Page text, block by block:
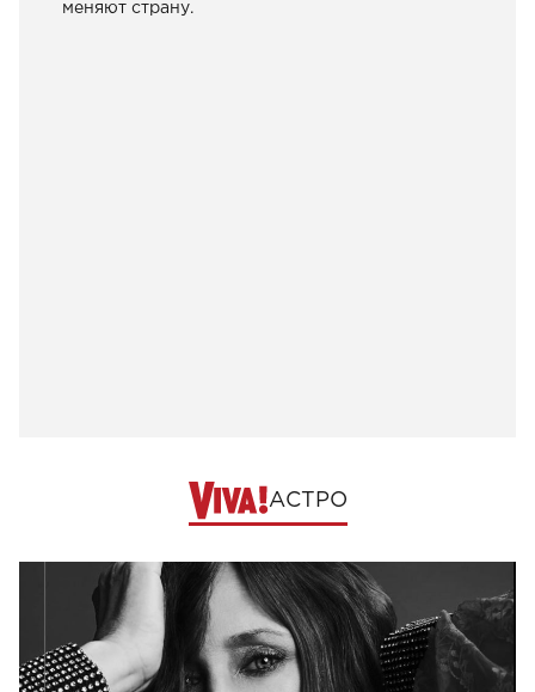
меняют страну.
АСТРО